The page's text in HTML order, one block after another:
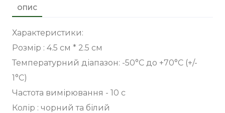
ОПИС
Характеристики:
Розмір : 4.5 см * 2.5 см
Температурний діапазон: -50°С до +70°С (+/-
1°С)
Частота вимірювання - 10 с
Колір : чорний та білий